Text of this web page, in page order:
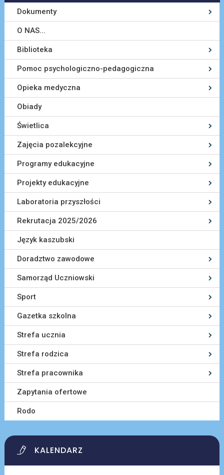
Dokumenty
O NAS...
Biblioteka
Pomoc psychologiczno-pedagogiczna
Opieka medyczna
Obiady
Świetlica
Zajęcia pozalekcyjne
Programy edukacyjne
Projekty edukacyjne
Laboratoria przyszłości
Rekrutacja 2025/2026
Język kaszubski
Doradztwo zawodowe
Samorząd Uczniowski
Sport
Gazetka szkolna
Strefa ucznia
Strefa rodzica
Strefa pracownika
Zapytania ofertowe
Rodo
KALENDARZ